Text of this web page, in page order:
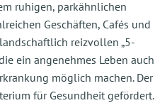
ruhigen, parkähnlichen
Geschäften, Cafés und
reizvollen „5-
ein angenehmes Leben auch
möglich machen. Der
für Gesundheit gefördert.